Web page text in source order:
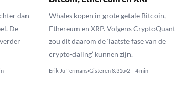
dan
De
Whales kopen in grote getale Bitcoin,
Ethereum en XRP. Volgens CryptoQuant
zou dit daarom de ‘laatste fase van de
crypto-daling’ kunnen zijn.
Erik Juffermans Gisteren 8:31u 2 – 4 min